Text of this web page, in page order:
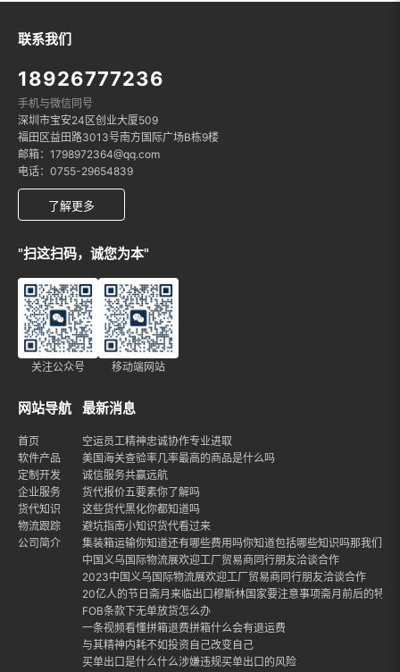
联系我们
18926777236
手机与微信同号
深圳市宝安24区创业大厦509
福田区益田路3013号南方国际广场B栋9楼
邮箱：1798972364@qq.com
电话：0755-29654839
了解更多
"扫这扫码，诚您为本"
关注公众号 移动端网站
网站导航
首页
软件产品
定制开发
企业服务
货代知识
物流跟踪
公司简介
最新消息
空运员工精神忠诚协作专业进取
美国海关查验率几率最高的商品是什么吗
诚信服务共赢远航
货代报价五要素你了解吗
这些货代黑化你都知道吗
避坑指南小知识货代看过来
集装箱运输你知道还有哪些费用吗你知道包括哪些知识吗那我们就
中国义乌国际物流展欢迎工厂贸易商同行朋友洽谈合作
2023中国义乌国际物流展欢迎工厂贸易商同行朋友洽谈合作
20亿人的节日斋月来临出口穆斯林国家要注意事项斋月前后的特点
FOB条款下无单放货怎么办
一条视频看懂拼箱退费拼箱什么会有退运费
与其精神内耗不如投资自己改变自己
买单出口是什么什么涉嫌违规买单出口的风险